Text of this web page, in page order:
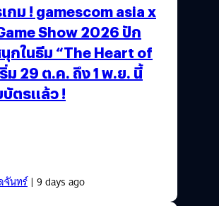
กม ! gamescom asia x
Show 2026 ปัก
กในธีม “The Heart of
ม 29 ต.ค. ถึง 1 พ.ย. นี้
บัตรแล้ว !
จันทร์| 9 days ago